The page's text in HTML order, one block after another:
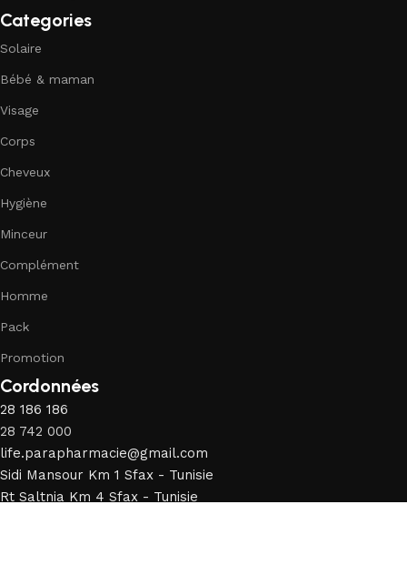
Categories
Solaire
Bébé & maman
Visage
Corps
Cheveux
Hygiène
Minceur
Complément
Homme
Pack
Promotion
Cordonnées
28 186 186
28 742 000
life.parapharmacie@gmail.com
Sidi Mansour Km 1 Sfax - Tunisie
Rt Saltnia Km 4 Sfax - Tunisie